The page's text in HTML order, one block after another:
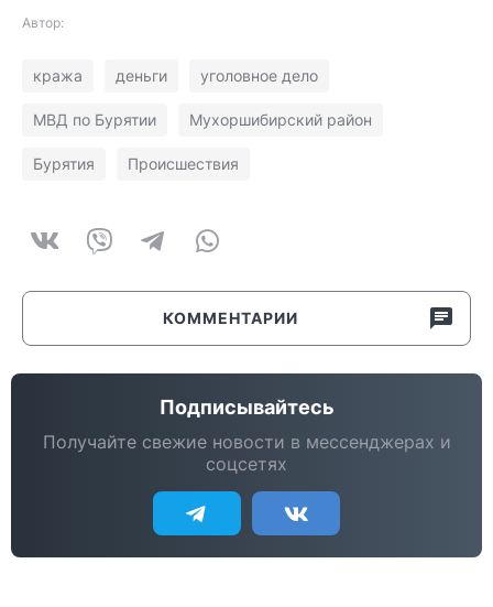
Автор:
кража деньги уголовное дело
МВД по Бурятии Мухоршибирский район
Бурятия Происшествия
КОММЕНТАРИИ
Подписывайтесь
Получайте свежие новости в мессенджерах и
соцсетях